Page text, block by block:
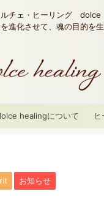
チェ・ヒーリング dolce
化させて、魂の目的を生
healingについて
お知らせ